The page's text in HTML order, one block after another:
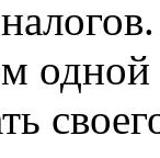
одной